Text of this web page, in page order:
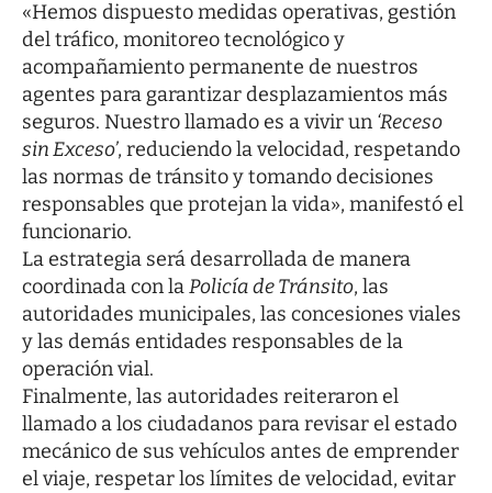
«Hemos dispuesto medidas operativas, gestión
del tráfico, monitoreo tecnológico y
acompañamiento permanente de nuestros
agentes para garantizar desplazamientos más
seguros. Nuestro llamado es a vivir un ‘Receso
sin Exceso’, reduciendo la velocidad, respetando
las normas de tránsito y tomando decisiones
responsables que protejan la vida», manifestó el
funcionario.
La estrategia será desarrollada de manera
coordinada con laPolicía de Tránsito, las
autoridades municipales, las concesiones viales
y las demás entidades responsables de la
operación vial.
Finalmente, las autoridades reiteraron el
llamado a los ciudadanos para revisar el estado
mecánico de sus vehículos antes de emprender
el viaje, respetar los límites de velocidad, evitar